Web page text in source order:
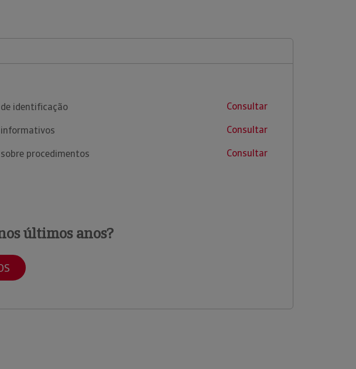
identificação
Consultar
Consultar
procedimentos
Consultar
últimos anos?